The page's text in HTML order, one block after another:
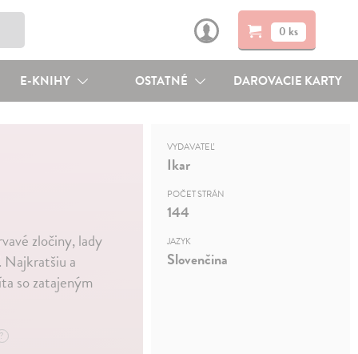
0 ks
E-KNIHY OSTATNÉ DAROVACIE KARTY
zločiny, lady
Najkratšiu a
so zatajeným
?
VYDAVATEĽ
Ikar
POČET STRÁN
144
JAZYK
Slovenčina